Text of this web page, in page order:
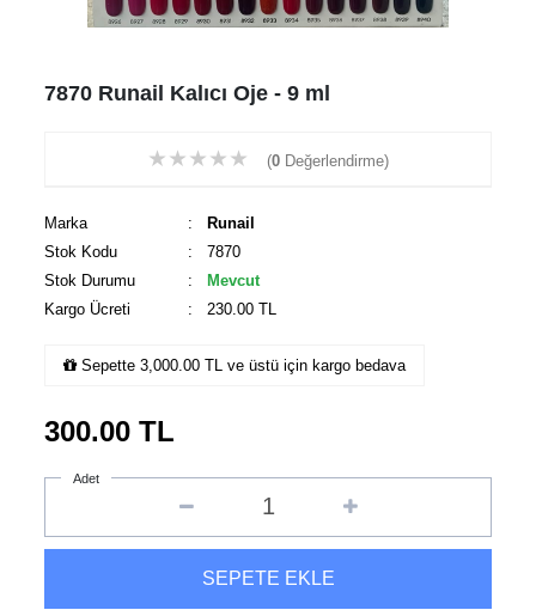
7870 Runail Kalıcı Oje - 9 ml
★★★★★ (0 Değerlendirme)
Marka :
Runail
Stok Kodu
: 7870
Stok Durumu
:
Mevcut
Kargo Ücreti
: 230.00 TL
Sepette 3,000.00 TL ve üstü için kargo bedava
300.00TL
Adet
SEPETE EKLE